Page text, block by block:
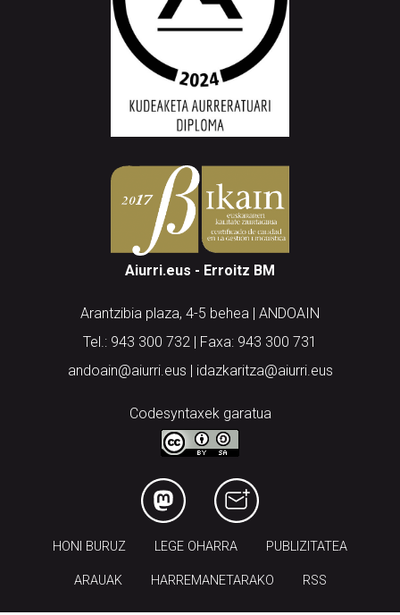
Aiurri.eus - Erroitz BM
Arantzibia plaza, 4-5 behea | ANDOAIN
Tel.: 943 300 732 | Faxa: 943 300 731
andoain@aiurri.eus | idazkaritza@aiurri.eus
Codesyntaxek garatua
HONI BURUZ LEGE OHARRA PUBLIZITATEA
ARAUAK HARREMANETARAKO RSS